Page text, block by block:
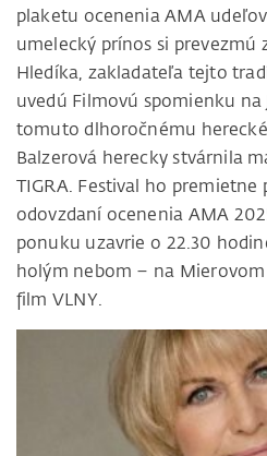
plaketu ocenenia AMA
umelecký prínos si prevezmú
Hledíka, zakladateľa tejto
uvedú Filmovú spomienku na
tomuto dlhoročnému
Balzerová herecky stvárnila
TIGRA. Festival ho premietne
odovzdaní ocenenia AMA
ponuku uzavrie o 22.30
holým nebom – na
film VLNY.